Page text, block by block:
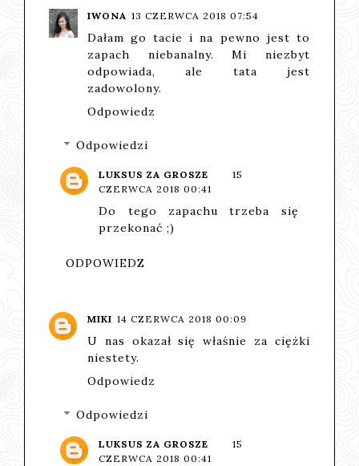
IWONA 13 CZERWCA 2018 07:54
Dałam go tacie i na pewno jest to
zapach niebanalny. Mi niezbyt
odpowiada, ale tata jest
zadowolony.
Odpowiedz
Odpowiedzi
LUKSUS ZA GROSZE
15
CZERWCA 2018 00:41
Do tego zapachu trzeba się
przekonać ;)
ODPOWIEDZ
MIKI 14 CZERWCA 2018 00:09
U nas okazał się właśnie za ciężki
niestety.
Odpowiedz
Odpowiedzi
LUKSUS ZA GROSZE
15
CZERWCA 2018 00:41